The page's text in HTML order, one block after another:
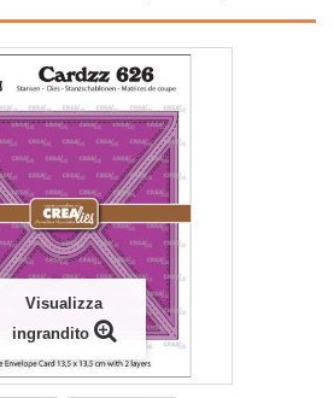
Visualizza
ingrandito